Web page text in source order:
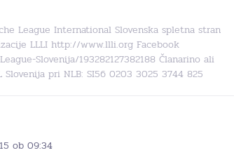
League International Slovenska spletna stran
LLLI http://www.llli.org Facebook
Slovenija/193282127382188 Članarino ali
pri NLB: SI56 0203 3025 3744 825
ob 09:34